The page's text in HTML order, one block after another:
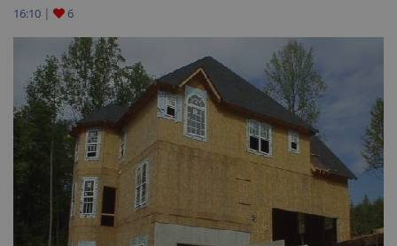
16:10
6